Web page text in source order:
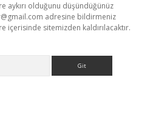
aykırı olduğunu düşündüğünüz
adresine bildirmeniz
içerisinde sitemizden kaldırılacaktır.